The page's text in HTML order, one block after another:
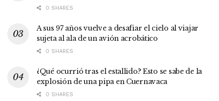
0 SHARES
A sus 97 años vuelve a desafiar el cielo al viajar
sujeta al ala de un avión acrobático
0 SHARES
¿Qué ocurrió tras el estallido? Esto se sabe de la
explosión de una pipa en Cuernavaca
0 SHARES